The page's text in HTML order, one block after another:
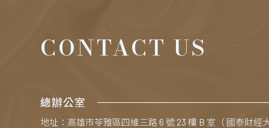
CONTACT US
總辦公室
地址：高雄市苓雅區四維三路 6 號 23 樓 B 室（ 國泰財經